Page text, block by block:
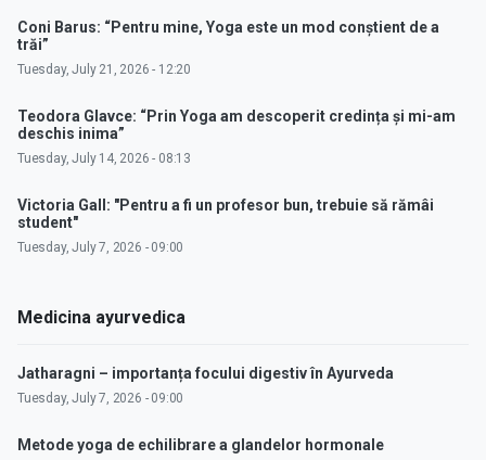
Coni Barus: “Pentru mine, Yoga este un mod conștient de a
trăi”
Tuesday, July 21, 2026 - 12:20
Teodora Glavce: “Prin Yoga am descoperit credința și mi-am
deschis inima”
Tuesday, July 14, 2026 - 08:13
Victoria Gall: "Pentru a fi un profesor bun, trebuie să rămâi
student"
Tuesday, July 7, 2026 - 09:00
Medicina ayurvedica
Jatharagni – importanța focului digestiv în Ayurveda
Tuesday, July 7, 2026 - 09:00
Metode yoga de echilibrare a glandelor hormonale